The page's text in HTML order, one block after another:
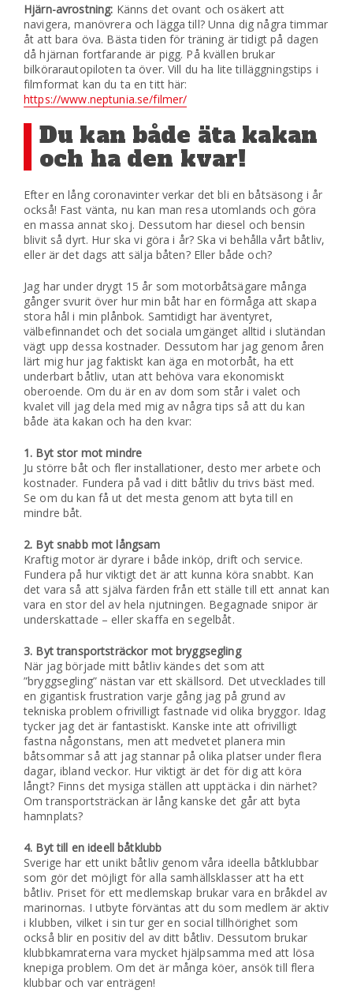
Hjärn-avrostning: Känns det ovant och osäkert att
navigera, manövrera och lägga till? Unna dig några timmar
åt att bara öva. Bästa tiden för träning är tidigt på dagen
då hjärnan fortfarande är pigg. På kvällen brukar
bilkörarautopiloten ta över. Vill du ha lite tilläggningstips i
filmformat kan du ta en titt här:
https://www.neptunia.se/filmer/
Du kan både äta kakan
och ha den kvar!
Efter en lång coronavinter verkar det bli en båtsäsong i år
också! Fast vänta, nu kan man resa utomlands och göra
en massa annat skoj. Dessutom har diesel och bensin
blivit så dyrt. Hur ska vi göra i år? Ska vi behålla vårt båtliv,
eller är det dags att sälja båten? Eller både och?
Jag har under drygt 15 år som motorbåtsägare många
gånger svurit över hur min båt har en förmåga att skapa
stora hål i min plånbok. Samtidigt har äventyret,
välbefinnandet och det sociala umgänget alltid i slutändan
vägt upp dessa kostnader. Dessutom har jag genom åren
lärt mig hur jag faktiskt kan äga en motorbåt, ha ett
underbart båtliv, utan att behöva vara ekonomiskt
oberoende. Om du är en av dom som står i valet och
kvalet vill jag dela med mig av några tips så att du kan
både äta kakan och ha den kvar:
1. Byt stor mot mindre
Ju större båt och fler installationer, desto mer arbete och
kostnader. Fundera på vad i ditt båtliv du trivs bäst med.
Se om du kan få ut det mesta genom att byta till en
mindre båt.
2. Byt snabb mot långsam
Kraftig motor är dyrare i både inköp, drift och service.
Fundera på hur viktigt det är att kunna köra snabbt. Kan
det vara så att själva färden från ett ställe till ett annat kan
vara en stor del av hela njutningen. Begagnade snipor är
underskattade – eller skaffa en segelbåt.
3. Byt transportsträckor mot bryggsegling
När jag började mitt båtliv kändes det som att
”bryggsegling” nästan var ett skällsord. Det utvecklades till
en gigantisk frustration varje gång jag på grund av
tekniska problem ofrivilligt fastnade vid olika bryggor. Idag
tycker jag det är fantastiskt. Kanske inte att ofrivilligt
fastna någonstans, men att medvetet planera min
båtsommar så att jag stannar på olika platser under flera
dagar, ibland veckor. Hur viktigt är det för dig att köra
långt? Finns det mysiga ställen att upptäcka i din närhet?
Om transportsträckan är lång kanske det går att byta
hamnplats?
4. Byt till en ideell båtklubb
Sverige har ett unikt båtliv genom våra ideella båtklubbar
som gör det möjligt för alla samhällsklasser att ha ett
båtliv. Priset för ett medlemskap brukar vara en bråkdel av
marinornas. I utbyte förväntas att du som medlem är aktiv
i klubben, vilket i sin tur ger en social tillhörighet som
också blir en positiv del av ditt båtliv. Dessutom brukar
klubbkamraterna vara mycket hjälpsamma med att lösa
knepiga problem. Om det är många köer, ansök till flera
klubbar och var enträgen!